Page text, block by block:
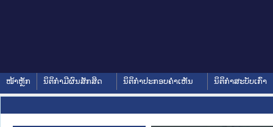
ໜ້າຫຼັກ ນິຕິກໍາມີຜົນສັກສິດ ນິຕິກໍາປະກອບຄໍາເຫັນ ນິຕິກໍາສະບັບເກົ່າ